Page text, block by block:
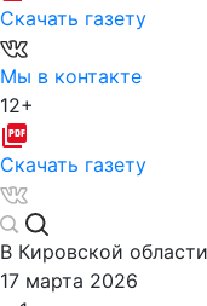
Скачать газету
Мы в контакте
12+
Скачать газету
В Кировской
17 марта 2026